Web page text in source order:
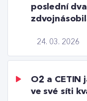
24. 03. 2026
poslední
O2 a CETIN
ve své síti